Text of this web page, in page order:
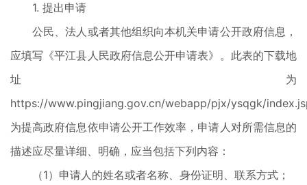
1. 提出申请
公民、法人或者其他组织向本机关申请公开政府信息，
应填写《平江县人民政府信息公开申请表》。此表的下载地
址为
https://www.pingjiang.gov.cn/webapp/pjx/ysqgk/
为提高政府信息依申请公开工作效率，申请人对所需信息的
描述应尽量详细、明确，应当包括下列内容：
（1）申请人的姓名或者名称、身份证明、联系方式；